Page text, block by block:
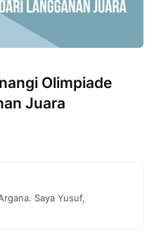
Olimpiade
Juara
Saya Yusuf,